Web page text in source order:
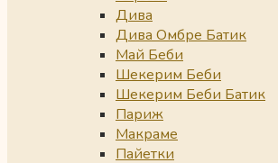
Дива
Дива Омбре Батик
Май Беби
Шекерим Беби
Шекерим Беби Батик
Париж
Макраме
Пайетки